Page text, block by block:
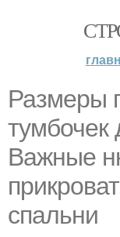
Размеры
тумбочек
Важные
спальни